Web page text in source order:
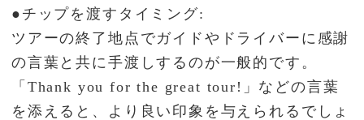
●チップを渡すタイミング:
ツアーの終了地点でガイドやドライバーに感謝
の言葉と共に手渡しするのが一般的です。
「Thank you for the great tour!」などの言葉
を添えると、より良い印象を与えられるでしょ